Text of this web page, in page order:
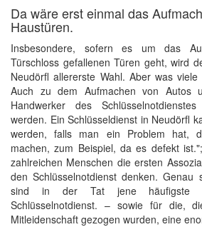
Da wäre erst einmal das
Haustüren.
Insbesondere, sofern es um das
Türschloss gefallenen Türen geht, wird
Neudörfl allererste Wahl. Aber was
Auch zu dem Aufmachen von Autos
Handwerker des
werden. Ein Schlüsseldienst in Neudörfl
werden, falls man ein Problem hat,
machen, zum Beispiel, da es defekt
zahlreichen Menschen die ersten
den Schlüsselnotdienst denken. Genau
sind in der Tat jene häufigste
Schlüsselnotdienst. – sowie für die,
Mitleidenschaft gezogen wurden, eine